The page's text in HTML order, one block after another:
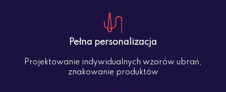
Pełna personalizacja
Projektowanie indywidualnych wzorów ubrań,
znakowanie produktów